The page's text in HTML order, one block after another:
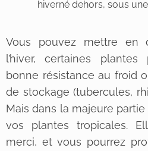
hiverné dehors, sous
Vous pouvez mettre en
l’hiver, certaines plantes
bonne résistance au froid
de stockage (tubercules,
Mais dans la majeure
vos plantes tropicales.
merci, et vous pourrez